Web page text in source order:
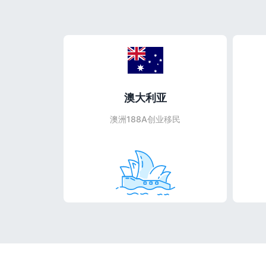
澳大利亚
澳洲188A创业移民